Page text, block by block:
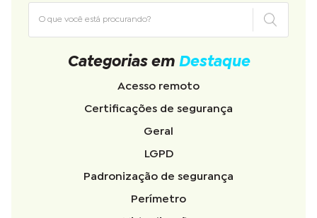
Categorias em Destaque
Acesso remoto
Certificações de segurança
Geral
LGPD
Padronização de segurança
Perímetro